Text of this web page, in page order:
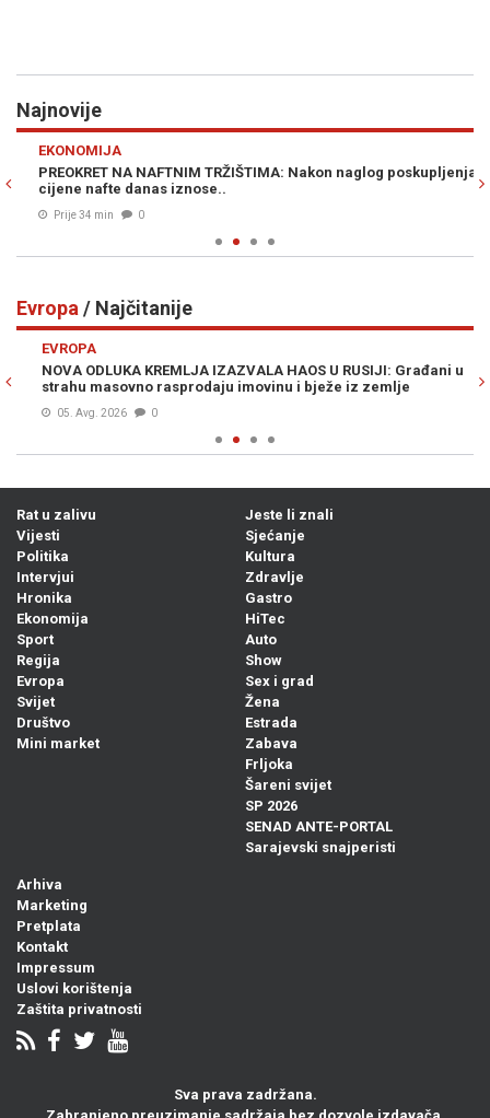
Najnovije
EKONOMIJA
PREOKRET NA NAFTNIM TRŽIŠTIMA: Nakon naglog poskupljenja,
cijene nafte danas iznose..
Prije 34 min 0
Evropa / Najčitanije
EVROPA
NOVA ODLUKA KREMLJA IZAZVALA HAOS U RUSIJI: Građani u
strahu masovno rasprodaju imovinu i bježe iz zemlje
05. Avg. 2026 0
u
Rat u zalivu
Vijesti
Politika
Intervjui
Hronika
Ekonomija
Sport
Regija
Evropa
Svijet
Društvo
Mini market
Jeste li znali
Sjećanje
Kultura
Zdravlje
Gastro
HiTec
Auto
Show
Sex i grad
Žena
Estrada
Zabava
Frljoka
Šareni svijet
SP 2026
SENAD ANTE-PORTAL
Sarajevski snajperisti
Arhiva
Marketing
Pretplata
Kontakt
Impressum
Uslovi korištenja
Zaštita privatnosti
Sva prava zadržana.